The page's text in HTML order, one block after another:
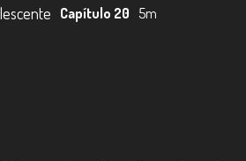
Capítulo 20 5m